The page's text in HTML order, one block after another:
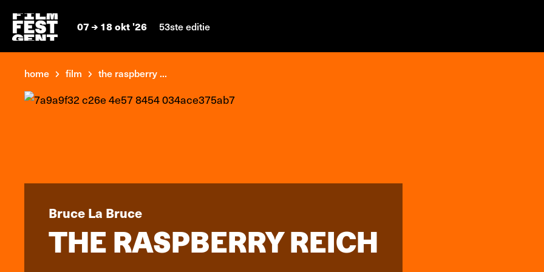
07 18 okt '26 53ste editie
home film the raspberry ...
Bruce La Bruce
THE RASPBERRY REICH